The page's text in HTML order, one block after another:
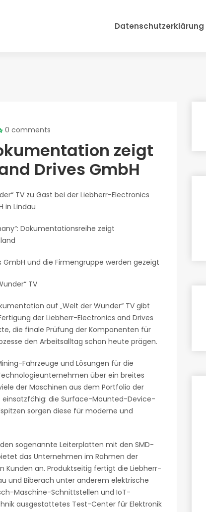
Datenschutzerklärung
0 comments
zeigt
Drives GmbH
TV zu Gast bei der Liebherr-Electronics
in Lindau
Dokumentationsreihe zeigt
und die Firmengruppe werden gezeigt
TV
auf „Welt der Wunder“ TV gibt
der Liebherr-Electronics and Drives
die finale Prüfung der Komponenten für
den Arbeitsalltag schon heute prägen.
Fahrzeuge und Lösungen für die
über ein breites
der Maschinen aus dem Portfolio der
die Surface-Mounted-Device-
sorgen diese für moderne und
sogenannte Leiterplatten mit den SMD-
das Unternehmen im Rahmen der
Kunden an. Produktseitig fertigt die Liebherr-
und Biberach unter anderem elektrische
Maschine-Schnittstellen und IoT-
ausgestattetes Test-Center für Elektronik